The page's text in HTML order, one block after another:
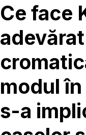
Ce face
modul
s-a